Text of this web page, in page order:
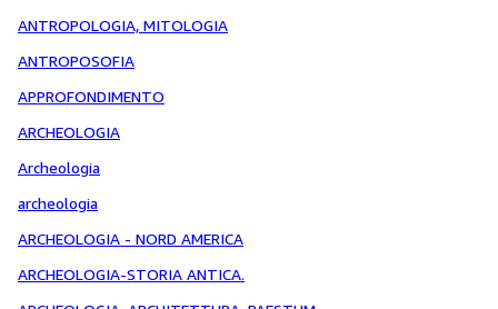
ANTROPOLOGIA, MITOLOGIA
ANTROPOSOFIA
APPROFONDIMENTO
ARCHEOLOGIA
Archeologia
archeologia
ARCHEOLOGIA - NORD AMERICA
ARCHEOLOGIA-STORIA ANTICA.